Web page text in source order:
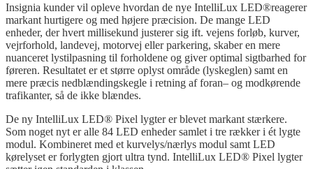
Insignia kunder vil opleve hvordan de nye IntelliLux LED®reagerer
markant hurtigere og med højere præcision. De mange LED
enheder, derhvert millisekund justerer sig ift. vejens forløb, kurver,
vejrforhold, landevej, motorvej eller parkering, skaber en mere
nuanceret lystilpasning til forholdene og giver optimal sigtbarhed for
føreren. Resultatet er et større oplyst område (lyskeglen) samt en
mere præcis nedblændingskegle i retning af foran– og modkørende
trafikanter, så de ikke blændes.
De ny IntelliLux LED® Pixel lygtererblevet markant stærkere.
Som noget nyt eralle 84 LED enheder samlet i tre rækkeri ét lygte
modul. Kombineret med et kurvelys/nærlys modul samt LED
kørelyset erforlygten gjort ultra tynd. IntelliLux LED® Pixel lygter